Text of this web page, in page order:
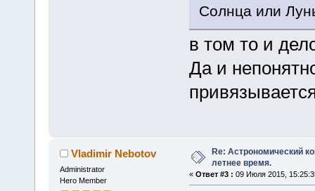
Солнца или
в том то и
Да и
Vladimir Nebotov
Administrator
Hero Member
Re: Астрономический
летнее время.
« Ответ #3 : 09 Июля 2015,